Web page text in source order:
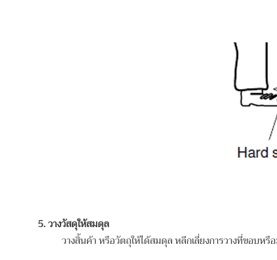
5. วางวัสดุให้สมดุล
วางสิ้นค้า หรือวัตถุให้ได้สมดุล หลีกเลี่ยงการวางที่ขอบห